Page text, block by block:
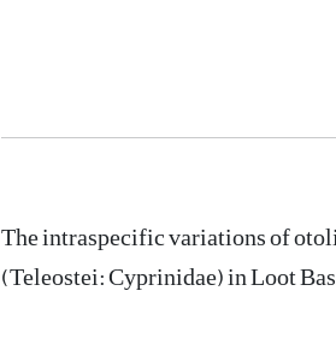
The intraspecific variations of
(Teleostei: Cyprinidae) in Loot